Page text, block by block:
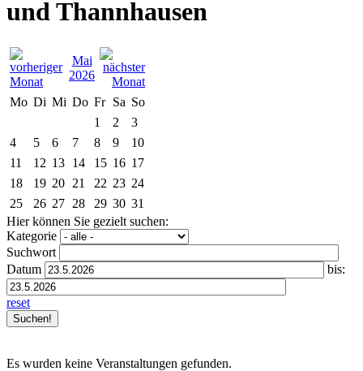
und Thannhausen
Mai
2026
Mo Di Mi Do Fr Sa So
1
2
3
4
5 6 7 8 9
10
11
12 13 14 15 16 17
18
19 20 21 22 23 24
25
26 27 28 29 30 31
Hier können Sie gezielt suchen:
Kategorie
Suchwort
Datum
bis:
reset
Es wurden keine Veranstaltungen gefunden.